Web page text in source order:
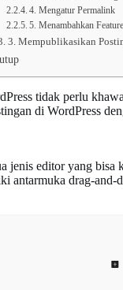
4. Mengatur Permalink
5. Menambahkan
3. Mempublikasikan
tidak perlu
di WordPress
jenis editor yang
drag-and-